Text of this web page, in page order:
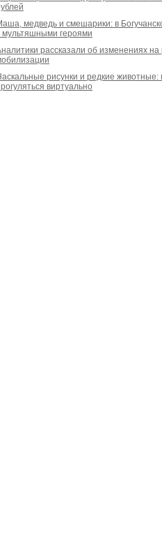
медведь и смешарики: в
мультяшными героями
рассказали об изменениях
рисунки и редкие
виртуально